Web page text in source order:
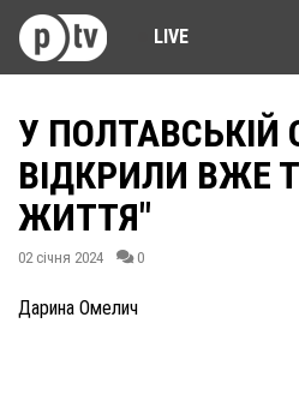
LIVE
У ПОЛТАВСЬКІЙ
ВІДКРИЛИ ВЖЕ
ЖИТТЯ"
02 січня 2024 0
Дарина Омелич